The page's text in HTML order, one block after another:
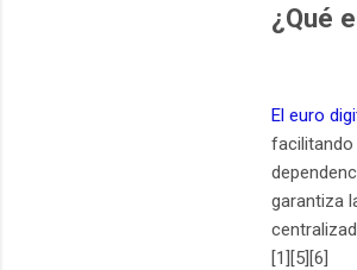
¿Qué
El euro
facilitando
garantiza
[1][5][6]